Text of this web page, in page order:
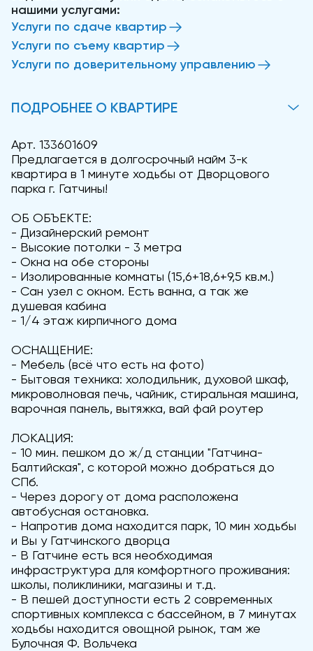
нашими услугами:
Услуги по сдаче квартир
Услуги по съему квартир
Услуги по доверительному управлению
ПОДРОБНЕЕ О КВАРТИРЕ
Арт. 133601609
Предлагается в долгосрочный найм 3-к
квартира в 1 минуте ходьбы от Дворцового
парка г. Гатчины!
ОБ ОБЪЕКТЕ:
- Дизайнерский ремонт
- Высокие потолки - 3 метра
- Окна на обе стороны
- Изолированные комнаты (15,6+18,6+9,5 кв.м.)
- Сан узел с окном. Есть ванна, а так же
душевая кабина
- 1/4 этаж кирпичного дома
ОСНАЩЕНИЕ:
- Мебель (всё что есть на фото)
- Бытовая техника: холодильник, духовой шкаф,
микроволновая печь, чайник, стиральная машина,
варочная панель, вытяжка, вай фай роутер
ЛОКАЦИЯ:
- 10 мин. пешком до ж/д станции "Гатчина-
Балтийская", с которой можно добраться до
СПб.
- Через дорогу от дома расположена
автобусная остановка.
- Напротив дома находится парк, 10 мин ходьбы
и Вы у Гатчинского дворца
- В Гатчине есть вся необходимая
инфраструктура для комфортного проживания:
школы, поликлиники, магазины и т.д.
- В пешей доступности есть 2 современных
спортивных комплекса с бассейном, в 7 минутах
ходьбы находится овощной рынок, там же
Булочная Ф. Вольчека